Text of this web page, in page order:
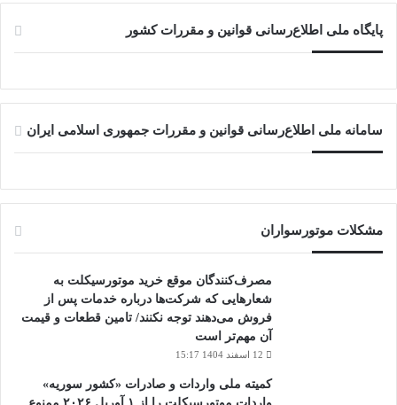
پایگاه ملی اطلاع‌رسانی قوانین و مقررات کشور
سامانه ملی اطلاع‌رسانی قوانین و مقررات جمهوری اسلامی ایران
مشکلات موتورسواران
مصرف‌کنندگان موقع خرید موتورسیکلت به
شعارهایی که شرکت‌ها درباره خدمات پس از
فروش می‌دهند توجه نکنند/ تامین قطعات و قیمت
آن مهم‌تر است
12 اسفند 1404 15:17
کمیته ملی واردات و صادرات «کشور سوریه»